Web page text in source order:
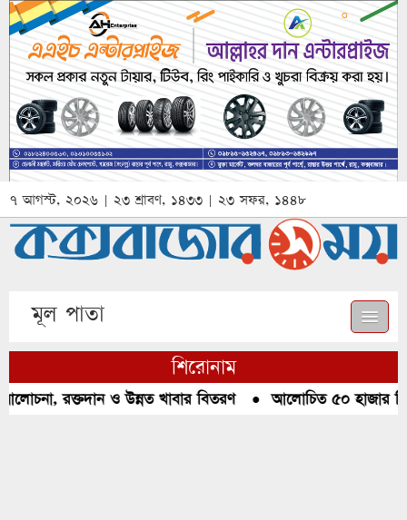
৭ আগস্ট, ২০২৬ | ২৩ শ্রাবণ, ১৪৩৩ | ২৩ সফর, ১৪৪৮
মূল পাতা
শিরোনাম
রক্তদান ও উন্নত খাবার বিতরণ●আলোচিত ৫০ হাজার পিস